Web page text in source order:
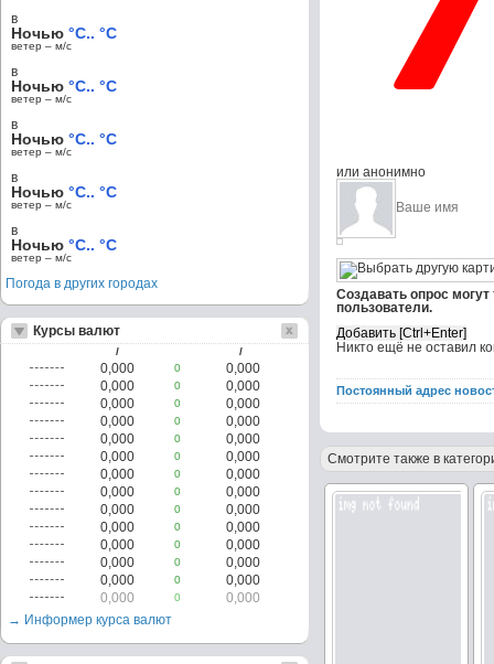
или анонимно
Создавать опрос
пользователи.
Никто ещё не оставил
Постоянный адрес
Смотрите также в
в
Ночью °C.. °C
ветер – м/c
в
Ночью °C.. °C
ветер – м/c
в
Ночью °C.. °C
ветер – м/c
в
Ночью °C.. °C
ветер – м/c
в
Ночью °C.. °C
ветер – м/c
Погода в других городах
Курсы валют
/ /
0,000 0
0,000
0,000
0
0,000
0,000
0
0,000
0,000
0
0,000
0,000
0
0,000
0,000
0
0,000
0,000
0
0,000
0,000
0
0,000
0,000
0
0,000
0,000
0
0,000
0,000
0
0,000
0,000
0
0,000
0,000
0
0,000
0,000
0
0,000
→ Информер курса валют